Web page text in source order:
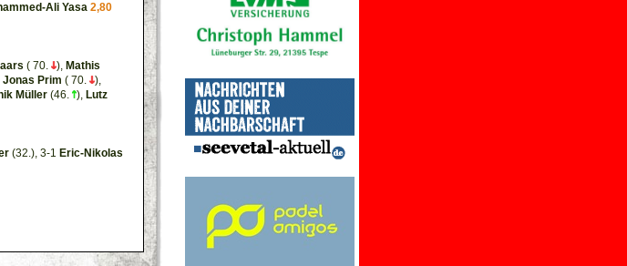
Ali Yasa 2,80
( 70. ), Mathis
Jonas Prim ( 70.
),
Müller (46. ), Lutz
(32.), 3-1 Eric-Nikolas